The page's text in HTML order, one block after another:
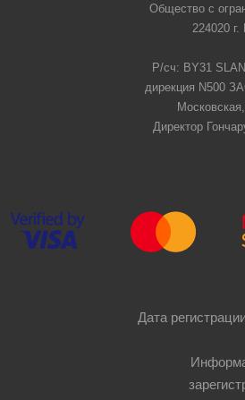
Общество с
224020
Р/сч: BY31
дирекция N500
Директор
Дата